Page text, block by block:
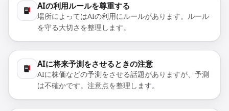
AIの利用ルールを尊重する
場所によってはAIの利用にルールがあります。ルール
を守る大切さを整理します。
AIに将来予測をさせるときの注意
AIに株価などの予測をさせる話題がありますが、予測
は不確かです。注意点を整理します。